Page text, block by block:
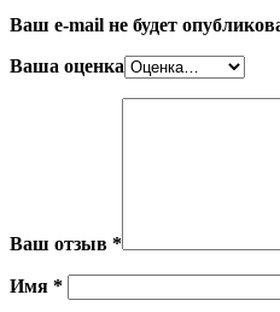
Ваш e-mail не будет
Ваша оценка
Ваш отзыв *
Имя *